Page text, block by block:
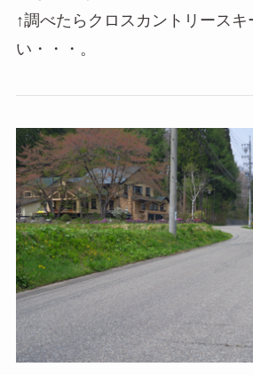
↑調べたらクロスカントリースキ
い・・・。